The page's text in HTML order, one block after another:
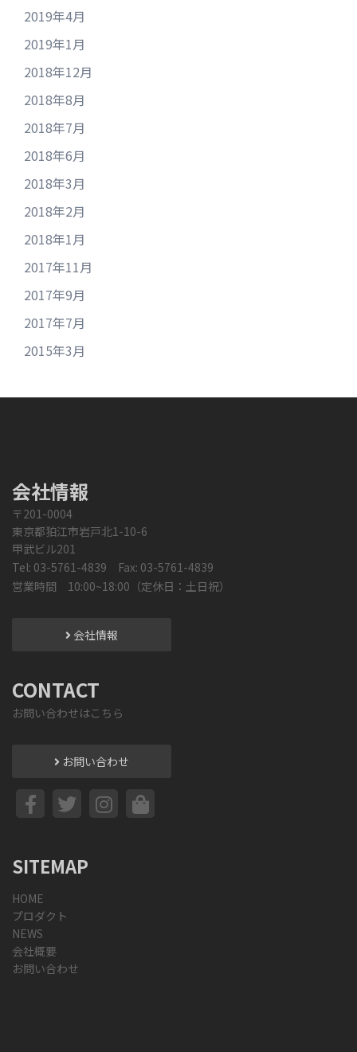
2019年4月
2019年1月
2018年12月
2018年8月
2018年7月
2018年6月
2018年3月
2018年2月
2018年1月
2017年11月
2017年9月
2017年7月
2015年3月
会社情報
〒201-0004
東京都狛江市岩戸北1-10-6
甲武ビル201
Tel: 03-5761-4839 Fax: 03-5761-4839
営業時間 10:00~18:00（定休日：土日祝）
会社情報
CONTACT
お問い合わせはこちら
お問い合わせ
SITEMAP
HOME
プロダクト
NEWS
会社概要
お問い合わせ